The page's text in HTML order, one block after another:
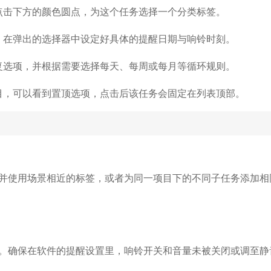
下方的颜色圆点，为这个任务选择一个分类标签。
弹出的选择器中设定好具体的提醒日期与响铃时刻。
项，并根据需要选择每天、每周或每月等循环规则。
可以看到置顶选项，点击后该任务会固定在列表顶部。
使用场景相近的标签，或者为同一项目下的不同子任务添加
保在软件的提醒设置里，响铃开关和音量未被关闭或调至静